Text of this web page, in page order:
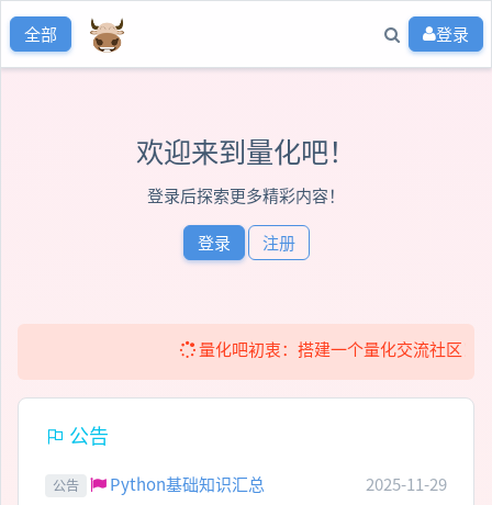
全部 登录
欢迎来到量化吧！
登录后探索更多精彩内容！
登录 注册
量化吧初衷：搭建一个量化交流社区！ 免
公告
公告 Python基础知识汇总 2025-11-29